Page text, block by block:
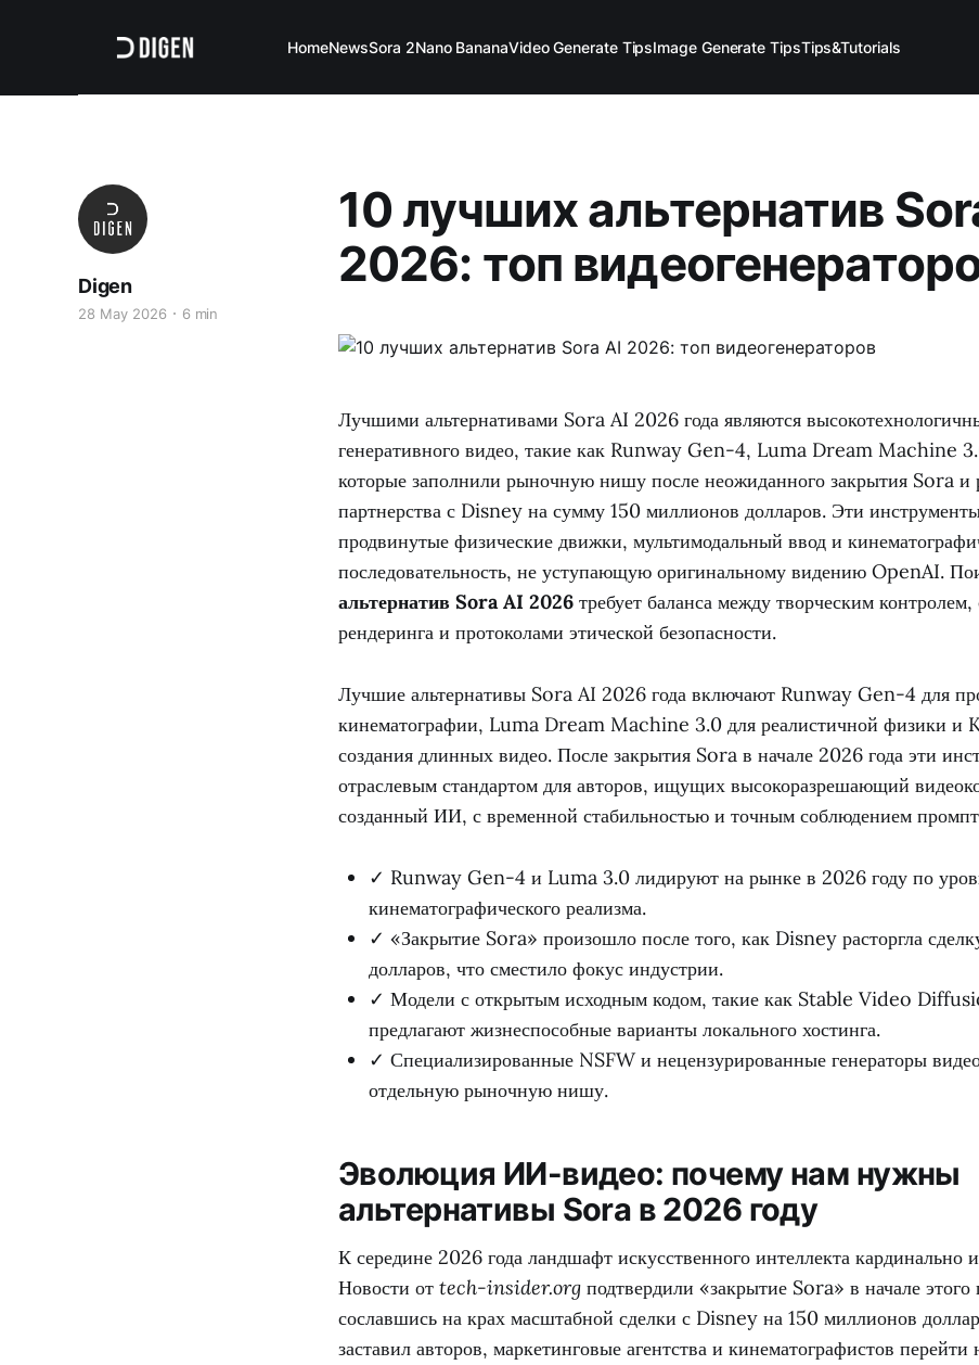
HomeNewsSora 2Nano BananaVideo Generate TipsImage Generate TipsTips&Tutorials
10 лучших альтернатив
2026: топ
Digen
28 May 2026 6 min
Лучшими альтернативами Sora AI 2026 года являются
генеративного видео, такие как Runway Gen-4, Luma Dream Machine
которые заполнили рыночную нишу после неожиданного закрытия Sora и
партнерства с Disney на сумму 150 миллионов долларов. Эти
продвинутые физические движки, мультимодальный ввод и
последовательность, не уступающую оригинальному видению OpenAI.
альтернатив Sora AI 2026 требует баланса между творческим контролем,
рендеринга и протоколами этической безопасности.
Лучшие альтернативы Sora AI 2026 года включают Runway Gen-4 для
кинематографии, Luma Dream Machine 3.0 для реалистичной физики и
создания длинных видео. После закрытия Sora в начале 2026 года эти
отраслевым стандартом для авторов, ищущих высокоразрешающий
созданный ИИ, с временной стабильностью и точным соблюдением
✓ Runway Gen-4 и Luma 3.0 лидируют на рынке в 2026 году по
кинематографического реализма.
✓ «Закрытие Sora» произошло после того, как Disney расторгла
долларов, что сместило фокус индустрии.
✓ Модели с открытым исходным кодом, такие как Stable Video
предлагают жизнеспособные варианты локального хостинга.
✓ Специализированные NSFW и нецензурированные генераторы
отдельную рыночную нишу.
Эволюция ИИ-видео: почему нам нужны
альтернативы Sora в 2026 году
К середине 2026 года ландшафт искусственного интеллекта кардинально
Новости от tech-insider.org подтвердили «закрытие Sora» в начале этого
сославшись на крах масштабной сделки с Disney на 150 миллионов
заставил авторов, маркетинговые агентства и кинематографистов перейти